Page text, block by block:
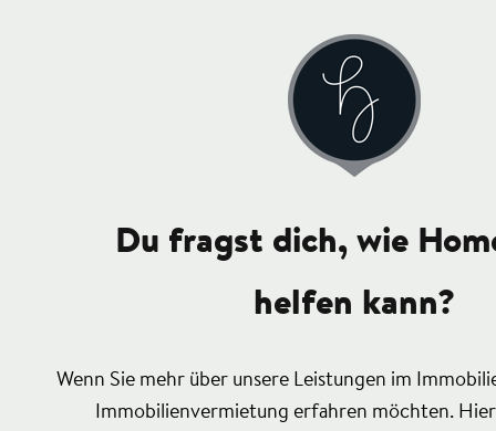
Du fragst dich, wie
helfen kann?
Wenn Sie mehr über unsere Leistungen im
Immobilienvermietung erfahren möchten.